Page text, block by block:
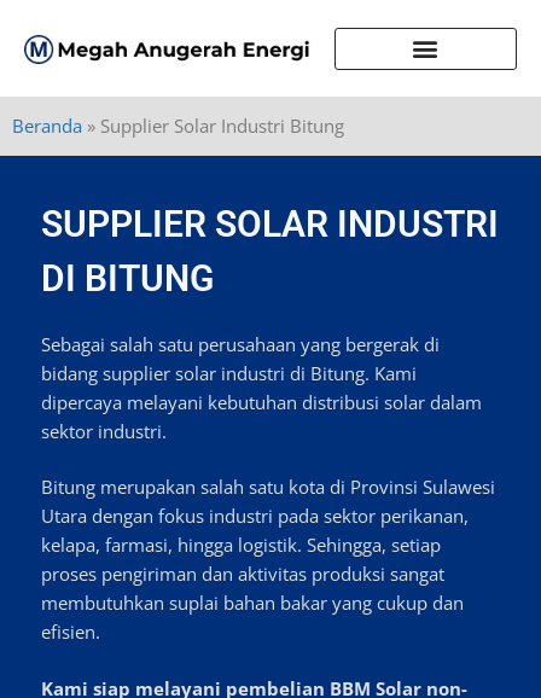
Beranda » Supplier Solar Industri Bitung
SUPPLIER SOLAR INDUSTRI
DI BITUNG
Sebagai salah satu perusahaan yang bergerak di
bidang supplier solar industri di Bitung. Kami
dipercaya melayani kebutuhan distribusi solar dalam
sektor industri.
Bitung merupakan salah satu kota di Provinsi Sulawesi
Utara dengan fokus industri pada sektor perikanan,
kelapa, farmasi, hingga logistik. Sehingga, setiap
proses pengiriman dan aktivitas produksi sangat
membutuhkan suplai bahan bakar yang cukup dan
efisien.
Kami siap melayani pembelian BBM Solar non-